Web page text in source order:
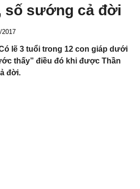
số sướng cả đời
2017
lẽ 3 tuổi trong 12 con giáp dưới
thấy” điều đó khi được Thần
đời.